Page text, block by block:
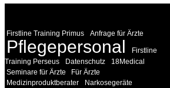
Firstline Training Primus Anfrage für Ärzte
Pflegepersonal
Firstline
Training Perseus
Datenschutz
18Medical
Seminare für Ärzte
Für Ärzte
Medizinproduktberater
Narkosegeräte